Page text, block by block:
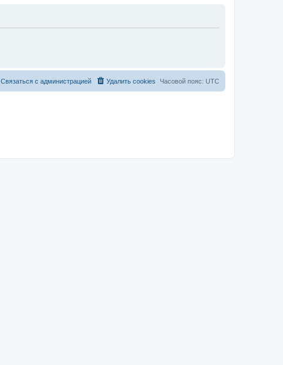
Часовой пояс: UTC
Удалить cookies
Связаться с администрацией